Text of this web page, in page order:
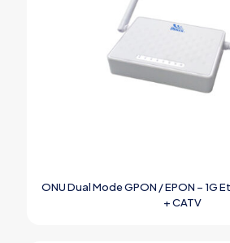
ONU Dual Mode GPON / EPON – 1G
+ CATV